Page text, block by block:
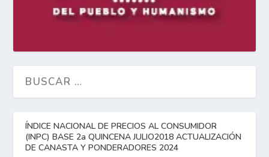
ÍNDICE NACIONAL DE PRECIOS AL CONSUMIDOR
(INPC) BASE 2a QUINCENA JULIO2018 ACTUALIZACIÓN
DE CANASTA Y PONDERADORES 2024